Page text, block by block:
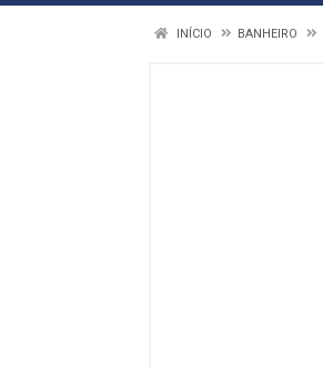
INÍCIO BANHEIRO